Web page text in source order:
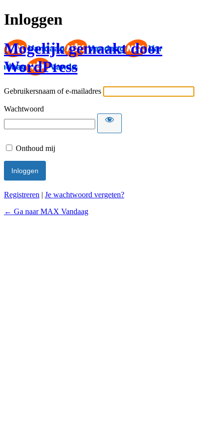
Inloggen
Mogelijk gemaakt door
WordPress
Gebruikersnaam of e-mailadres
Wachtwoord
Onthoud mij
Registreren | Je wachtwoord vergeten?
← Ga naar MAX Vandaag